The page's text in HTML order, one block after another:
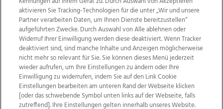
Wir über uns Mediadaten Kontakt
Jobs
Datenschutz
Impressum
AGB Anzeigekunden
aktivieren Sie Tracking-Technologien für die unter „Wir und unsere
Partner verarbeiten Daten, um Ihnen Dienste bereitzustellen“
aufgeführten Zwecke. Durch Auswahl von Alle ablehnen oder
Widerruf Ihrer Einwilligung werden diese deaktiviert. Wenn Tracker
deaktiviert sind, sind manche Inhalte und Anzeigen möglicherweise
nicht mehr so relevant für Sie. Sie können dieses Menü jederzeit
wieder aufrufen, um Ihre Einstellungen zu ändern oder Ihre
Einwilligung zu widerrufen, indem Sie auf den Link Cookie
Einstellungen bearbeiten am unteren Rand der Webseite klicken
[oder das schwebende Symbol unten links auf der Webseite, falls
zutreffend]. Ihre Einstellungen gelten innerhalb unseres Website.